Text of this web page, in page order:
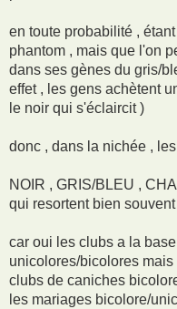
en toute probabilité ,
phantom , mais que l'on
dans ses gènes du gris/
effet , les gens achètent
le noir qui s'éclaircit )
donc , dans la nichée ,
NOIR , GRIS/BLEU ,
qui resortent bien
car oui les clubs a la
unicolores/bicolores
clubs de caniches
les mariages bicolore/